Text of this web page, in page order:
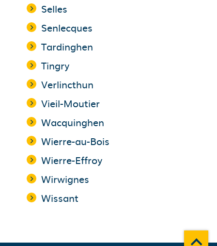
Selles
Senlecques
Tardinghen
Tingry
Verlincthun
Vieil-Moutier
Wacquinghen
Wierre-au-Bois
Wierre-Effroy
Wirwignes
Wissant